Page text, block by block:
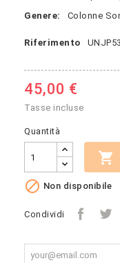
Genere:
Colonne
Riferimento
45,00 €
Tasse incluse
Quantità

 Non disponibile
Condividi